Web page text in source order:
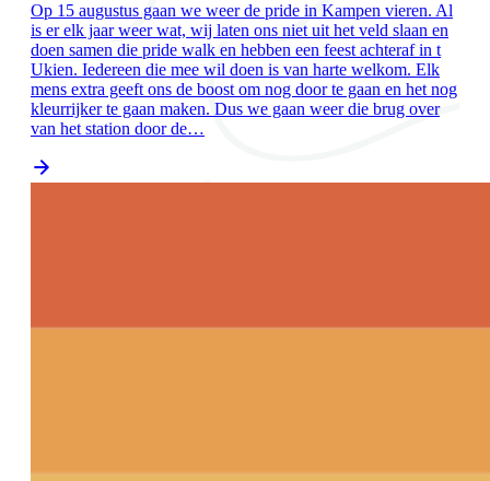
Op 15 augustus gaan we weer de pride in Kampen vieren. Al
is er elk jaar weer wat, wij laten ons niet uit het veld slaan en
doen samen die pride walk en hebben een feest achteraf in t
Ukien. Iedereen die mee wil doen is van harte welkom. Elk
mens extra geeft ons de boost om nog door te gaan en het nog
kleurrijker te gaan maken. Dus we gaan weer die brug over
van het station door de…